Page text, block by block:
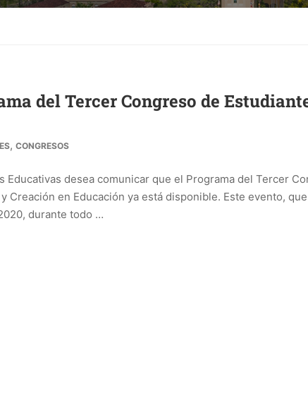
del Tercer Congreso de
, CONGRESOS
Educativas desea comunicar que el Programa del Tercer
Creación en Educación ya está disponible. Este evento,
durante todo …